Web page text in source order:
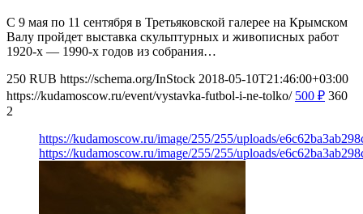
С 9 мая по 11 сентября в Третьяковской галерее на Крымском
Валу пройдет выставка скульптурных и живописных работ
1920-х — 1990-х годов из собрания…
250 RUB https://schema.org/InStock 2018-05-10T21:46:00+03:00
https://kudamoscow.ru/event/vystavka-futbol-i-ne-tolko/ 500 ₽ 360
2
https://kudamoscow.ru/image/255/255/uploads/
https://kudamoscow.ru/image/255/255/uploads/